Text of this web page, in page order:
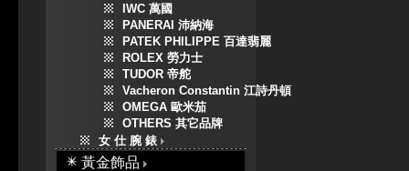
IWC 萬國
PANERAI 沛納海
PATEK PHILIPPE 百達翡麗
ROLEX 勞力士
TUDOR 帝舵
Vacheron Constantin 江詩丹頓
OMEGA 歐米茄
OTHERS 其它品牌
女 仕 腕 錶
黃金飾品